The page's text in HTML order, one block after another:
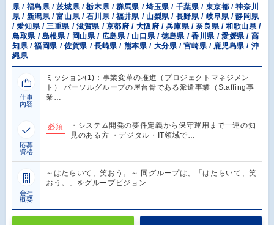
県 / 福島県 / 茨城県 / 栃木県 / 群馬県 / 埼玉県 / 千葉県 / 東京都 / 神奈川
県 / 新潟県 / 富山県 / 石川県 / 福井県 / 山梨県 / 長野県 / 岐阜県 / 静岡県
/ 愛知県 / 三重県 / 滋賀県 / 京都府 / 大阪府 / 兵庫県 / 奈良県 / 和歌山県 /
鳥取県 / 島根県 / 岡山県 / 広島県 / 山口県 / 徳島県 / 香川県 / 愛媛県 / 高
知県 / 福岡県 / 佐賀県 / 長崎県 / 熊本県 / 大分県 / 宮崎県 / 鹿児島県 / 沖
縄県
仕事
内容
ミッション(1)：事業変革の推進（プロジェクトマネジメン
ト） パーソルグループの屋台骨である派遣事業（Staffing事
業…
応募
資格
必須
・システム開発の要件定義から保守運用まで一連の知
見のある方 ・デジタル・IT領域で…
会社
概要
～はたらいて、笑おう。～ 同グループは、「はたらいて、笑
おう。」をグループビジョン…